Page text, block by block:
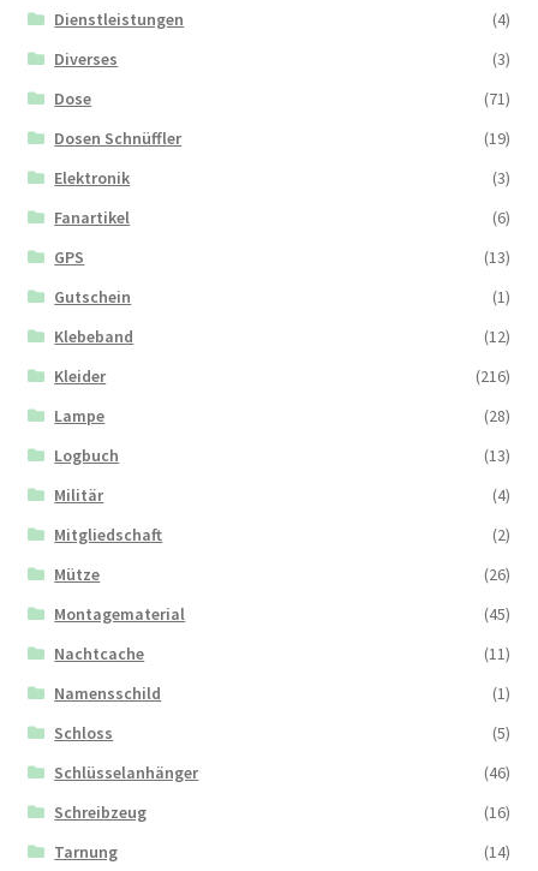
Dienstleistungen
(4)
Diverses
(3)
Dose
(71)
Dosen Schnüffler
(19)
Elektronik
(3)
Fanartikel
(6)
GPS
(13)
Gutschein
(1)
Klebeband
(12)
Kleider
(216)
Lampe
(28)
Logbuch
(13)
Militär
(4)
Mitgliedschaft
(2)
Mütze
(26)
Montagematerial
(45)
Nachtcache
(11)
Namensschild
(1)
Schloss
(5)
Schlüsselanhänger
(46)
Schreibzeug
(16)
Tarnung
(14)